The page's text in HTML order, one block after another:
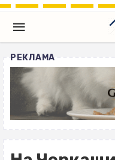
РЕКЛАМА